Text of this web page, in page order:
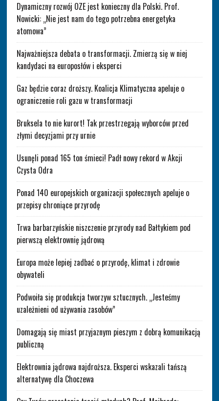
Dynamiczny rozwój OZE jest konieczny dla Polski. Prof.
Nowicki: „Nie jest nam do tego potrzebna energetyka
atomowa”
Najważniejsza debata o transformacji. Zmierzą się w niej
kandydaci na europosłów i eksperci
Gaz będzie coraz droższy. Koalicja Klimatyczna apeluje o
ograniczenie roli gazu w transformacji
Bruksela to nie kurort! Tak przestrzegają wyborców przed
złymi decyzjami przy urnie
Usunęli ponad 165 ton śmieci! Padł nowy rekord w Akcji
Czysta Odra
Ponad 140 europejskich organizacji społecznych apeluje o
przepisy chroniące przyrodę
Trwa barbarzyńskie niszczenie przyrody nad Bałtykiem pod
pierwszą elektrownię jądrową
Europa może lepiej zadbać o przyrodę, klimat i zdrowie
obywateli
Podwoiła się produkcja tworzyw sztucznych. „Jesteśmy
uzależnieni od używania zasobów”
Domagają się miast przyjaznym pieszym z dobrą komunikacją
publiczną
Elektrownia jądrowa najdroższa. Eksperci wskazali tańszą
alternatywę dla Choczewa